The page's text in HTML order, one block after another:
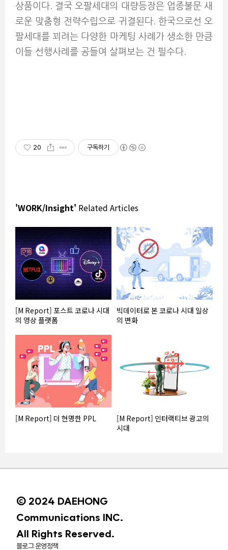
상품이다. 결국 오팔세대의 대량등장은 업종불문 새
로운 맞춤형 전략수립으로 귀결된다. 한국으로선 오
팔세대를 꾀려는 다양한 마케팅 사례가 생소한 만큼
이들 선행사례를 공들여 살펴보는 건 필수다.
20 구독하기
'WORK/Insight' Related Articles
[M Report] 포스트 코로나 시대
의 영상 플랫폼
빅데이터로 본 코로나 시대 일상
의 변화
[M Report] 더 현명한 PPL
[M Report] 인터랙티브 광고의
시대
© 2024 DAEHONG
Communications INC.
All Rights Reserved.
블로그 운영정책